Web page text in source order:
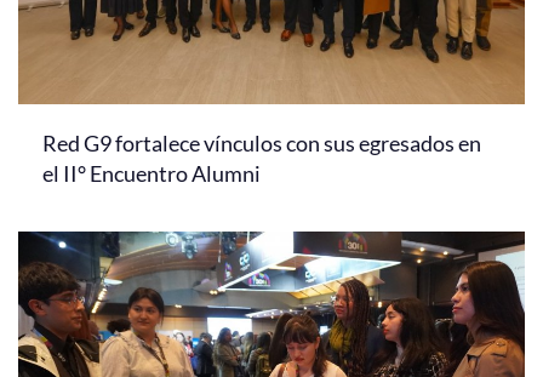
Red G9 fortalece vínculos con sus egresados en
el II° Encuentro Alumni